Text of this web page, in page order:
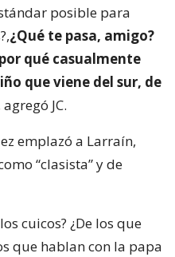
posible para
¿Qué te pasa, amigo?
qué casualmente
que viene del sur, de
agregó JC.
emplazó a Larraín,
“clasista” y de
cuicos? ¿De los que
que hablan con la papa